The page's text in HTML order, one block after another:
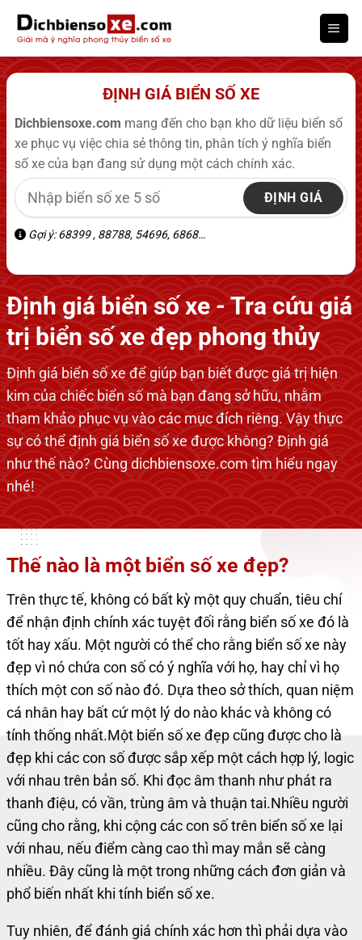
qua
nội
dung
ĐỊNH GIÁ BIỂN SỐ XE
Dichbiensoxe.com mang đến cho bạn kho dữ liệu biển số
xe phục vụ việc chia sẻ thông tin, phân tích ý nghĩa biển
số xe của bạn đang sử dụng một cách chính xác.
ĐỊNH GIÁ
Gợi ý: 68399 , 88788, 54696, 6868…
Định giá biển số xe - Tra cứu giá
trị biển số xe đẹp phong thủy
Định giá biển số xe để giúp bạn biết được giá trị hiện
kim của chiếc biển số mà bạn đang sở hữu, nhằm
tham khảo phục vụ vào các mục đích riêng. Vậy thực
sự có thể định giá biển số xe được không? Định giá
như thế nào? Cùng dichbiensoxe.com tìm hiểu ngay
nhé!
Thế nào là một biển số xe đẹp?
Trên thực tế, không có bất kỳ một quy chuẩn, tiêu chí
để nhận định chính xác tuyệt đối rằng biển số xe đó là
tốt hay xấu. Một người có thể cho rằng biển số xe này
đẹp vì nó chứa con số có ý nghĩa với họ, hay chỉ vì họ
thích một con số nào đó. Dựa theo sở thích, quan niệm
cá nhân hay bất cứ một lý do nào khác và không có
tính thống nhất.Một biển số xe đẹp cũng được cho là
đẹp khi các con số được sắp xếp một cách hợp lý, logic
với nhau trên bản số. Khi đọc âm thanh như phát ra
thanh điệu, có vần, trùng âm và thuận tai.Nhiều người
cũng cho rằng, khi cộng các con số trên biển số xe lại
với nhau, nếu điểm càng cao thì may mắn sẽ càng
nhiều. Đây cũng là một trong những cách đơn giản và
phổ biến nhất khi tính biển số xe.
Tuy nhiên, để đánh giá chính xác hơn thì phải dựa vào